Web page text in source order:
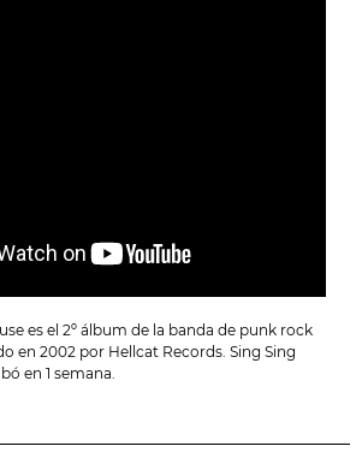
es el 2º álbum de la banda de punk rock
en 2002 por Hellcat Records. Sing Sing
en 1 semana.